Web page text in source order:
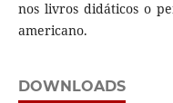
nos livros didáticos o
americano.
DOWNLOADS